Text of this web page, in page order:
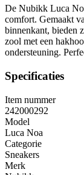
De Nubikk Luca
comfort. Gemaakt
binnenkant, bieden
zool met een
ondersteuning.
Specificaties
Item nummer
242000292
Model
Luca Noa
Categorie
Sneakers
Merk